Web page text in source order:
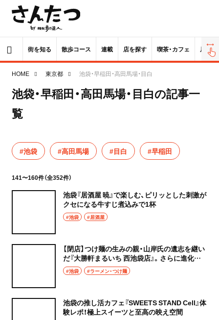
街を知る 散歩コース 連載 店を探す 喫茶・カフェ 居酒屋
HOME 東京都 池袋・早稲田・高田馬場・目白
池袋・早稲田・高田馬場・目白の記事一
覧
#池袋 #高田馬場 #目白 #早稲田
141〜160件（全352件）
池袋『居酒屋 暁』で楽しむ、ピリッとした刺激が
クセになる牛すじ煮込みで1杯
#池袋 #居酒屋
【閉店】つけ麺の生みの親・山岸氏の遺志を継い
だ『大勝軒まるいち 西池袋店』。さらに進化し
た自家製麺の旨さを楽しむ
#池袋 #ラーメン・つけ麺
池袋の推し活カフェ『SWEETS STAND Cell』体
験レポ！極上スイーツと至高の映え空間